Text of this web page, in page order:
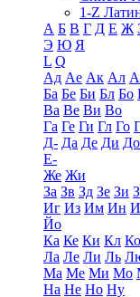
1-Z
А Б В Г Д Е Ж
Э Ю Я
L Q
Ад Ае Ак Ал
Ба Бе Би Бл Бо
Ва Ве Ви Во
Га Ге Ги Гл Го
Д- Да Де Ди До
Е-
Же Жи
За Зв Зд Зе Зи
Иг Из Им Ин
Йо
Ка Ке Ки Кл Ко
Ла Ле Ли Ль
Ма Ме Ми Мо
На Не Но Ну